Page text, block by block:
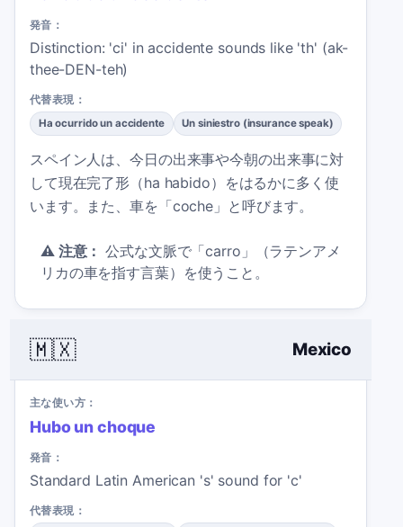
発音：
Distinction: 'ci' in accidente sounds like 'th' (ak-
thee-DEN-teh)
代替表現：
Ha ocurrido un accidente Un siniestro (insurance speak)
スペイン人は、今日の出来事や今朝の出来事に対
して現在完了形（ha habido）をはるかに多く使
います。また、車を「coche」と呼びます。
⚠️ 注意： 公式な文脈で「carro」（ラテンアメ
リカの車を指す言葉）を使うこと。
🇲🇽 Mexico
主な使い方：
Hubo un choque
発音：
Standard Latin American 's' sound for 'c'
代替表現：